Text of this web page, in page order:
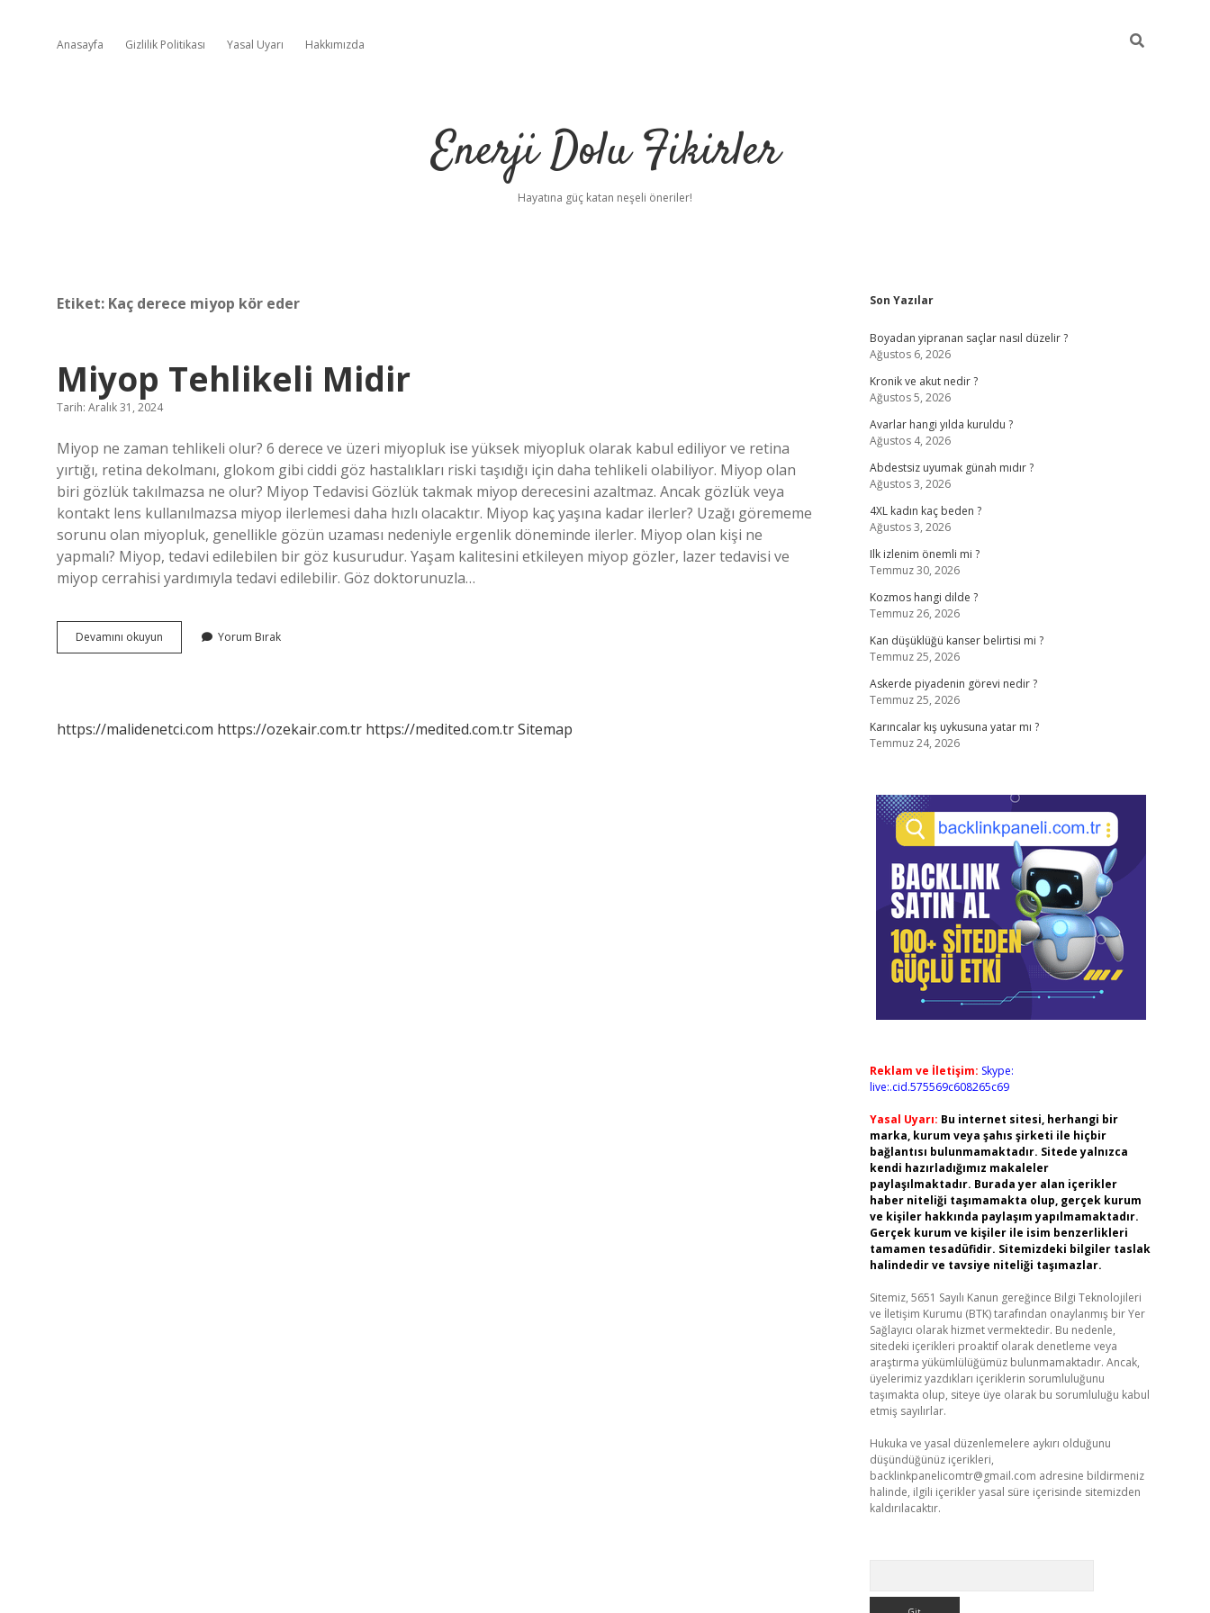
Anasayfa Gizlilik Politikası Yasal Uyarı Hakkımızda
Enerji Dolu Fikirler
Hayatına güç katan neşeli öneriler!
Etiket: Kaç derece miyop kör eder
Miyop Tehlikeli Midir
Tarih: Aralık 31, 2024
Miyop ne zaman tehlikeli olur? 6 derece ve üzeri miyopluk ise yüksek miyopluk olarak kabul ediliyor ve retina
yırtığı, retina dekolmanı, glokom gibi ciddi göz hastalıkları riski taşıdığı için daha tehlikeli olabiliyor. Miyop olan
biri gözlük takılmazsa ne olur? Miyop Tedavisi Gözlük takmak miyop derecesini azaltmaz. Ancak gözlük veya
kontakt lens kullanılmazsa miyop ilerlemesi daha hızlı olacaktır. Miyop kaç yaşına kadar ilerler? Uzağı görememe
sorunu olan miyopluk, genellikle gözün uzaması nedeniyle ergenlik döneminde ilerler. Miyop olan kişi ne
yapmalı? Miyop, tedavi edilebilen bir göz kusurudur. Yaşam kalitesini etkileyen miyop gözler, lazer tedavisi ve
miyop cerrahisi yardımıyla tedavi edilebilir. Göz doktorunuzla…
Devamını okuyun
Tehlikeli
Yorum Bırak
https://malidenetci.com https://ozekair.com.tr https://medited.com.trSitemap
Sidebar
Son Yazılar
Boyadan yipranan saçlar nasıl düzelir ?
Ağustos 6, 2026
Kronik ve akut nedir ?
Ağustos 5, 2026
Avarlar hangi yılda kuruldu ?
Ağustos 4, 2026
Abdestsiz uyumak günah mıdır ?
Ağustos 3, 2026
4XL kadın kaç beden ?
Ağustos 3, 2026
Ilk izlenim önemli mi ?
Temmuz 30, 2026
Kozmos hangi dilde ?
Temmuz 26, 2026
Kan düşüklüğü kanser belirtisi mi ?
Temmuz 25, 2026
Askerde piyadenin görevi nedir ?
Temmuz 25, 2026
Karıncalar kış uykusuna yatar mı ?
Temmuz 24, 2026
Reklam ve İletişim: Skype:
live:.cid.575569c608265c69
Yasal Uyarı: Bu internet sitesi, herhangi bir
marka, kurum veya şahıs şirketi ile hiçbir
bağlantısı bulunmamaktadır. Sitede yalnızca
kendi hazırladığımız makaleler
paylaşılmaktadır. Burada yer alan içerikler
haber niteliği taşımamakta olup, gerçek kurum
ve kişiler hakkında paylaşım yapılmamaktadır.
Gerçek kurum ve kişiler ile isim benzerlikleri
tamamen tesadüfidir. Sitemizdeki bilgiler taslak
halindedir ve tavsiye niteliği taşımazlar.
Sitemiz, 5651 Sayılı Kanun gereğince Bilgi Teknolojileri
ve İletişim Kurumu (BTK) tarafından onaylanmış bir Yer
Sağlayıcı olarak hizmet vermektedir. Bu nedenle,
sitedeki içerikleri proaktif olarak denetleme veya
araştırma yükümlülüğümüz bulunmamaktadır. Ancak,
üyelerimiz yazdıkları içeriklerin sorumluluğunu
taşımakta olup, siteye üye olarak bu sorumluluğu kabul
etmiş sayılırlar.
Hukuka ve yasal düzenlemelere aykırı olduğunu
düşündüğünüz içerikleri,
backlinkpanelicomtr@gmail.com adresine bildirmeniz
halinde, ilgili içerikler yasal süre içerisinde sitemizden
kaldırılacaktır.